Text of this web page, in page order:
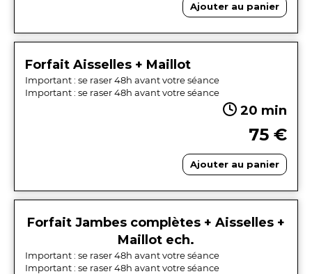
Ajouter au panier
Forfait Aisselles + Maillot
Important : se raser 48h avant votre séance
Important : se raser 48h avant votre séance
20 min
75 €
Ajouter au panier
Forfait Jambes complètes + Aisselles +
Maillot ech.
Important : se raser 48h avant votre séance
Important : se raser 48h avant votre séance